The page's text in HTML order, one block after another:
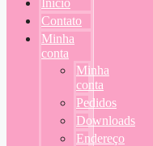
Início
Contato
Minha
conta
Minha
conta
Pedidos
Downloads
Endereço